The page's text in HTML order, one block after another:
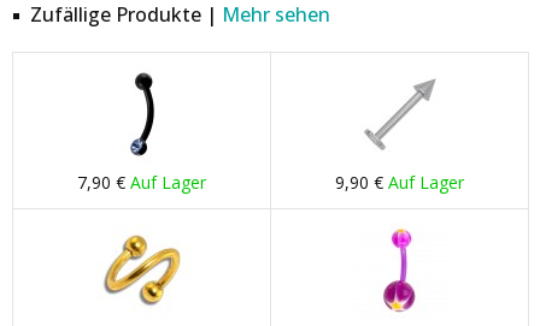
Zufällige Produkte | Mehr sehen
7,90 € Auf Lager 9,90 € Auf Lager